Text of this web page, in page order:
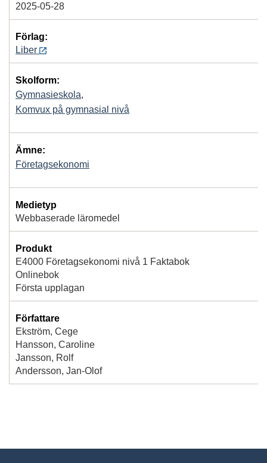
2025-05-28
Förlag:
Liber
Skolform:
Gymnasieskola,
Komvux på gymnasial nivå
Ämne:
Företagsekonomi
Medietyp
Webbaserade läromedel
Produkt
E4000 Företagsekonomi nivå 1 Faktabok
Onlinebok
Första upplagan
Författare
Ekström, Cege
Hansson, Caroline
Jansson, Rolf
Andersson, Jan-Olof